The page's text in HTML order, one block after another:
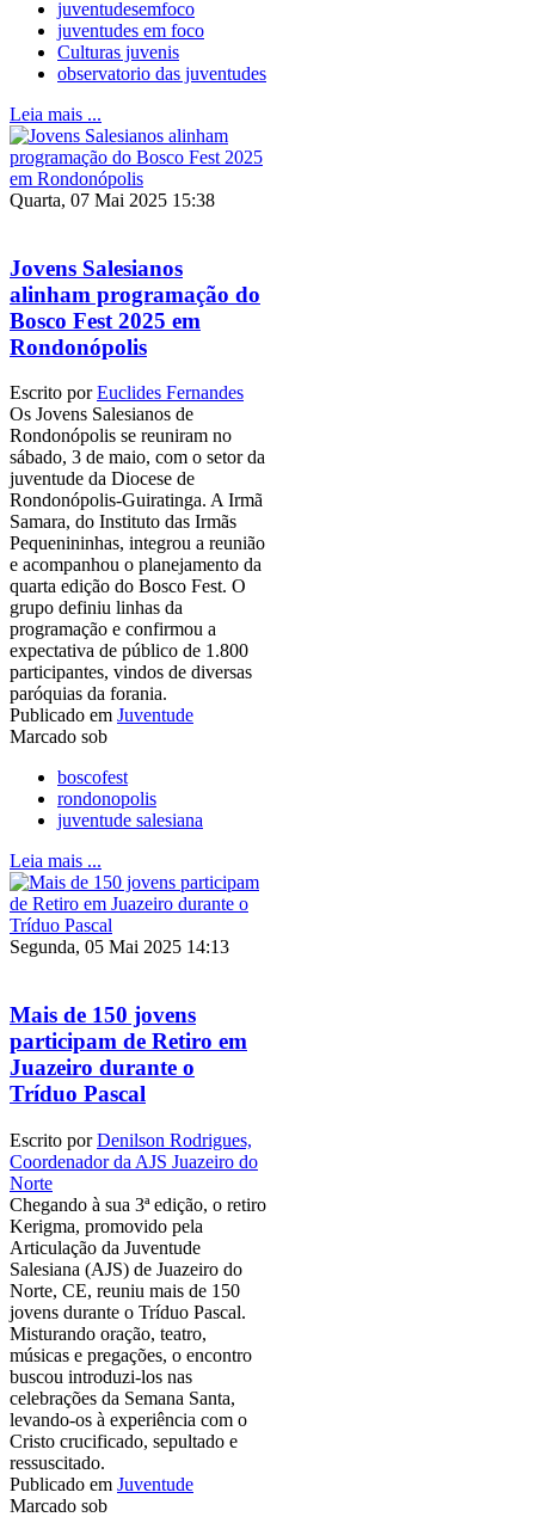
juventudesemfoco
juventudes em foco
Culturas juvenis
observatorio das juventudes
Leia mais ...
Quarta, 07 Mai 2025 15:38
Jovens Salesianos
alinham programação do
Bosco Fest 2025 em
Rondonópolis
Escrito porEuclides Fernandes
Os Jovens Salesianos de
Rondonópolis se reuniram no
sábado, 3 de maio, com o setor da
juventude da Diocese de
Rondonópolis-Guiratinga. A Irmã
Samara, do Instituto das Irmãs
Pequenininhas, integrou a reunião
e acompanhou o planejamento da
quarta edição do Bosco Fest. O
grupo definiu linhas da
programação e confirmou a
expectativa de público de 1.800
participantes, vindos de diversas
paróquias da forania.
Publicado em Juventude
Marcado sob
boscofest
rondonopolis
juventude salesiana
Leia mais ...
Segunda, 05 Mai 2025 14:13
Mais de 150 jovens
participam de Retiro em
Juazeiro durante o
Tríduo Pascal
Escrito porDenilson Rodrigues,
Coordenador da AJS Juazeiro do
Norte
Chegando à sua 3ª edição, o retiro
Kerigma, promovido pela
Articulação da Juventude
Salesiana (AJS) de Juazeiro do
Norte, CE, reuniu mais de 150
jovens durante o Tríduo Pascal.
Misturando oração, teatro,
músicas e pregações, o encontro
buscou introduzi-los nas
celebrações da Semana Santa,
levando-os à experiência com o
Cristo crucificado, sepultado e
ressuscitado.
Publicado em Juventude
Marcado sob